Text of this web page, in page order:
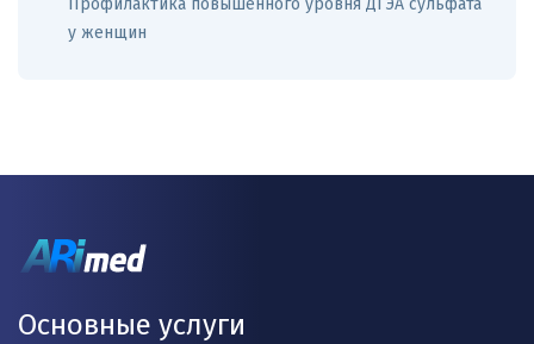
Профилактика повышенного уровня ДГЭА сульфата
у женщин
Основные услуги